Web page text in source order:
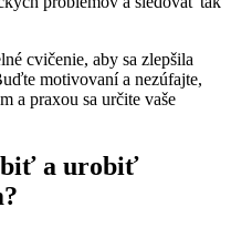
cvičenie, aby sa zlepšila
motivovaní a nezúfajte,
a praxou sa určite vaše
a urobiť